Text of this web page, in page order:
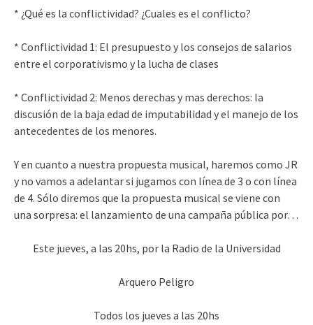
* ¿Qué es la conflictividad? ¿Cuales es el conflicto?
* Conflictividad 1: El presupuesto y los consejos de salarios
entre el corporativismo y la lucha de clases
* Conflictividad 2: Menos derechas y mas derechos: la
discusión de la baja edad de imputabilidad y el manejo de los
antecedentes de los menores.
Y en cuanto a nuestra propuesta musical, haremos como JR
y no vamos a adelantar si jugamos con línea de 3 o con línea
de 4. Sólo diremos que la propuesta musical se viene con
una sorpresa: el lanzamiento de una campaña pública por…
Este jueves, a las 20hs, por la Radio de la Universidad
Arquero Peligro
Todos los jueves a las 20hs